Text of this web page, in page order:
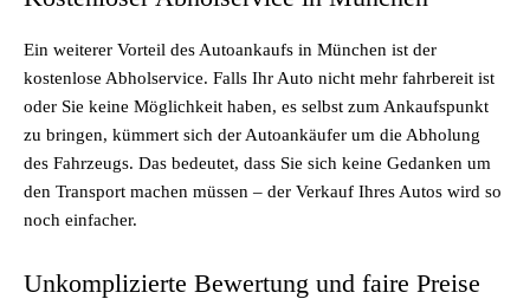
Ein weiterer Vorteil des Autoankaufs in München ist der
kostenlose Abholservice. Falls Ihr Auto nicht mehr fahrbereit ist
oder Sie keine Möglichkeit haben, es selbst zum Ankaufspunkt
zu bringen, kümmert sich der Autoankäufer um die Abholung
des Fahrzeugs. Das bedeutet, dass Sie sich keine Gedanken um
den Transport machen müssen – der Verkauf Ihres Autos wird so
noch einfacher.
Unkomplizierte Bewertung und faire Preise